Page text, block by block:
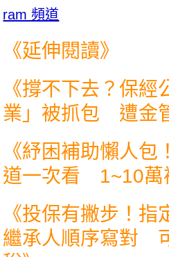
ram 頻道
《延伸閱讀》
《撐不下去？保經
業」被抓包 遭金
《紓困補助懶人包
道一次看 1~10萬
《投保有撇步！指
繼承人順序寫對